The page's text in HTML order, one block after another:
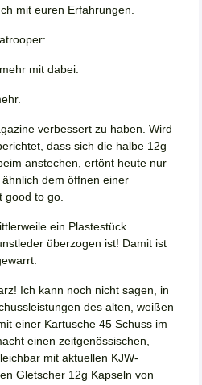
mit euren Erfahrungen.
mit dabei.
verbessert zu haben. Wird
dass sich die halbe 12g
anstechen, ertönt heute nur
dem öffnen einer
good to go.
ein Plastestück
überzogen ist! Damit ist
Ich kann noch nicht sagen, in
des alten, weißen
einer Kartusche 45 Schuss im
einen zeitgenössischen,
mit aktuellen KJW-
Gletscher 12g Kapseln von